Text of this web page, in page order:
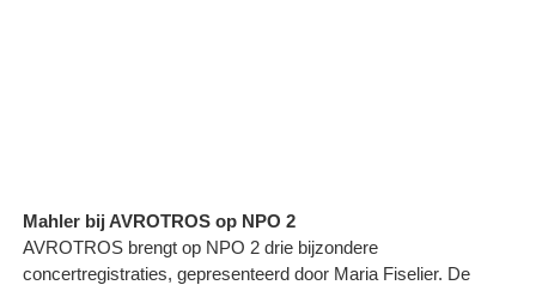
Mahler bij AVROTROS op NPO 2
AVROTROS brengt op NPO 2 drie bijzondere
concertregistraties, gepresenteerd door Maria Fiselier. De